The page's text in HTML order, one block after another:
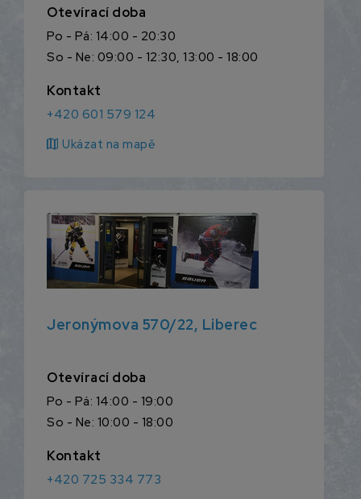
Otevírací doba
Po - Pá: 14:00 - 20:30
So - Ne: 09:00 - 12:30, 13:00 - 18:00
Kontakt
+420 601 579 124
map Ukázat na mapě
Jeronýmova 570/22, Liberec
Otevírací doba
Po - Pá: 14:00 - 19:00
So - Ne: 10:00 - 18:00
Kontakt
+420 725 334 773